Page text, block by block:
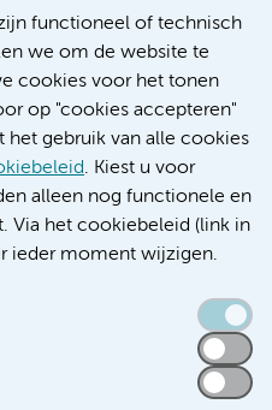
functioneel of technisch
we om de website te
cookies voor het tonen
op "cookies accepteren"
het gebruik van alle cookies
. Kiest u voor
alleen nog functionele en
Via het cookiebeleid (link in
ieder moment wijzigen.